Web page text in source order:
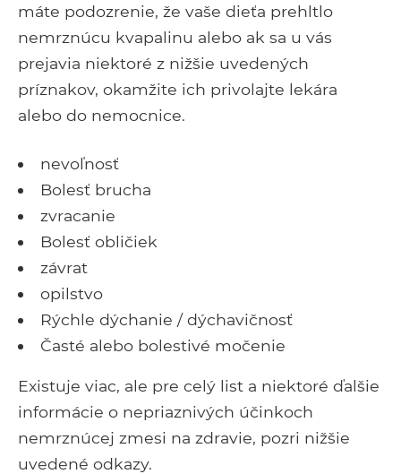
máte podozrenie, že vaše dieťa prehltlo
nemrznúcu kvapalinu alebo ak sa u vás
prejavia niektoré z nižšie uvedených
príznakov, okamžite ich privolajte lekára
alebo do nemocnice.
nevoľnosť
Bolesť brucha
zvracanie
Bolesť obličiek
závrat
opilstvo
Rýchle dýchanie / dýchavičnosť
Časté alebo bolestivé močenie
Existuje viac, ale pre celý list a niektoré ďalšie
informácie o nepriaznivých účinkoch
nemrznúcej zmesi na zdravie, pozri nižšie
uvedené odkazy.